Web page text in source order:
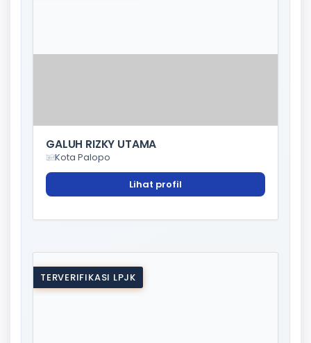
GALUH RIZKY UTAMA
Kota Palopo
Lihat profil
TERVERIFIKASI LPJK